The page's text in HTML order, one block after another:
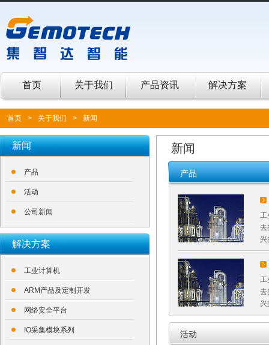
首页 关于我们 产品资讯 解决方案
首页 > 关于我们 > 新闻
新闻
产品
活动
公司新闻
解决方案
工业计算机
ARM产品及定制开发
网络安全平台
IO采集模块系列
新闻
产品
工
去
兴
工
去
兴
活动